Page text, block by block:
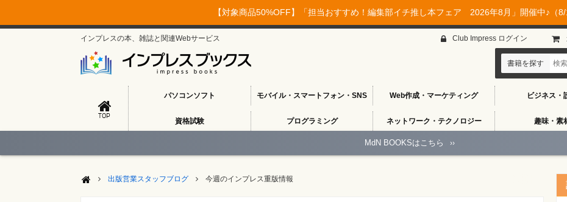
【対象商品50%OFF】「担当おすすめ！編集部イチ推し本フェア 2026年8月」開催中♪（8/
インプレスの本、雑誌と関連Webサービス
TOP
パソコンソフト モバイル・スマートフォン・SNS Web作成・マーケティング ビジネス・
資格試験 プログラミング ネットワーク・テクノロジー 趣味・素
Club Impress ログイン
書籍を探す
MdN BOOKSはこちら ››
出版営業スタッフブログ 今週のインプレス重版情報